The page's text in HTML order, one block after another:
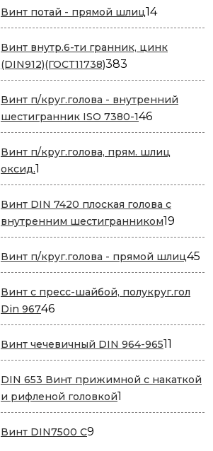
Винт потай - прямой шлиц1414
товаров
Винт внутр.6-ти гранник, цинк
(DIN912)(ГОСТ11738)383
товара
Винт п/круг.голова - внутренний
шестигранник ISO 7380-14646
товаров
Винт п/круг.голова, прям. шлиц
оксид.1
товар
Винт DIN 7420 плоская голова с
внутренним шестигранником19
Винт п/круг.голова - прямой шлиц45
Винт с пресс-шайбой, полукруг.гол
Din 9674646
товаров
Винт чечевичный DIN 964-96511
DIN 653 Винт прижимной с накаткой
и рифленой головкой1
товар
Винт DIN7500 С9